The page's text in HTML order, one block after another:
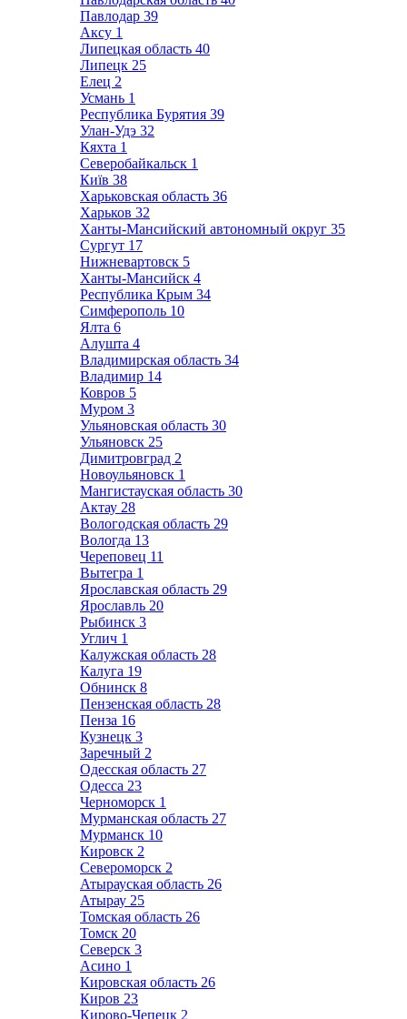
Павлодар 39
Аксу 1
Липецкая область 40
Липецк 25
Елец 2
Усмань 1
Республика Бурятия 39
Улан-Удэ 32
Кяхта 1
Северобайкальск 1
Київ 38
Харьковская область 36
Харьков 32
Ханты-Мансийский автономный округ 35
Сургут 17
Нижневартовск 5
Ханты-Мансийск 4
Республика Крым 34
Симферополь 10
Ялта 6
Алушта 4
Владимирская область 34
Владимир 14
Ковров 5
Муром 3
Ульяновская область 30
Ульяновск 25
Димитровград 2
Новоульяновск 1
Мангистауская область 30
Актау 28
Вологодская область 29
Вологда 13
Череповец 11
Вытегра 1
Ярославская область 29
Ярославль 20
Рыбинск 3
Углич 1
Калужская область 28
Калуга 19
Обнинск 8
Пензенская область 28
Пенза 16
Кузнецк 3
Заречный 2
Одесская область 27
Одесса 23
Черноморск 1
Мурманская область 27
Мурманск 10
Кировск 2
Североморск 2
Атырауская область 26
Атырау 25
Томская область 26
Томск 20
Северск 3
Асино 1
Кировская область 26
Киров 23
Кирово-Чепецк 2